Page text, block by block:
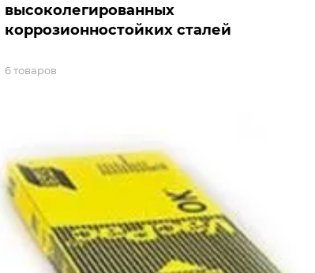
высоколегированных
коррозионностойких сталей
6 товаров